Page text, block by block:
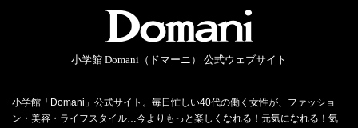
小学館 Domani（ドマーニ） 公式ウェブサイト
小学館「Domani」公式サイト。毎日忙しい40代の働く女性が、ファッショ
ン・美容・ライフスタイル…今よりもっと楽しくなれる！元気になれる！気